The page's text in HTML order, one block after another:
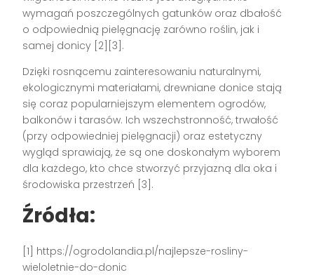
wymagań poszczególnych gatunków oraz dbałość
o odpowiednią pielęgnację zarówno roślin, jak i
samej donicy [2][3].
Dzięki rosnącemu zainteresowaniu naturalnymi,
ekologicznymi materiałami, drewniane donice stają
się coraz popularniejszym elementem ogrodów,
balkonów i tarasów. Ich wszechstronność, trwałość
(przy odpowiedniej pielęgnacji) oraz estetyczny
wygląd sprawiają, że są one doskonałym wyborem
dla każdego, kto chce stworzyć przyjazną dla oka i
środowiska przestrzeń [3].
Źródła:
[1] https://ogrodolandia.pl/najlepsze-rosliny-
wieloletnie-do-donic